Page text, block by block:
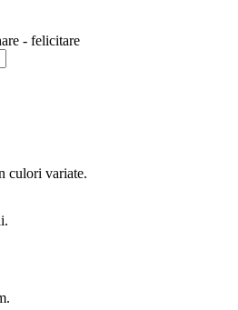
- felicitare
culori variate.